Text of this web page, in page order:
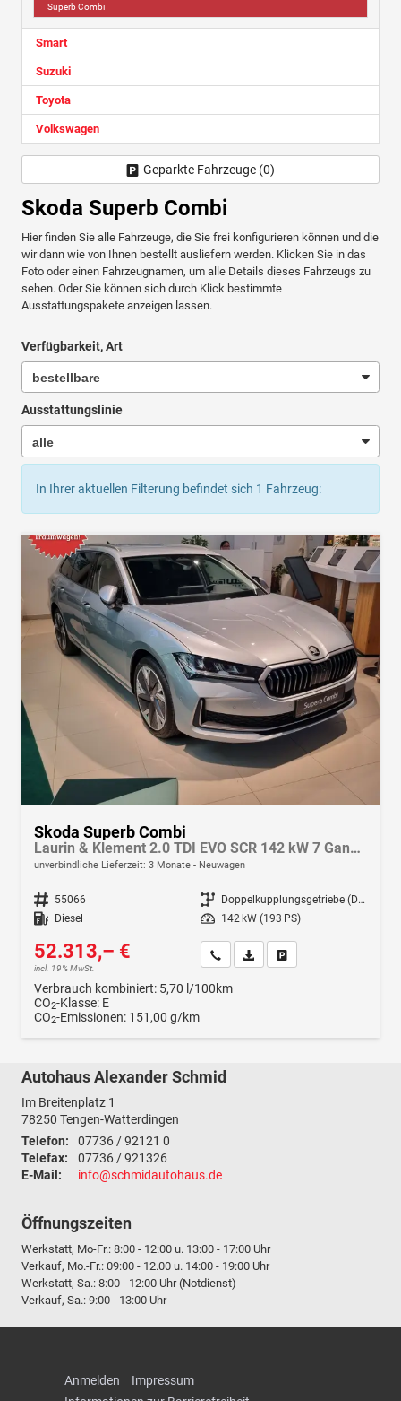
Skoda Superb Combi
Hier finden Sie alle Fahrzeuge, die Sie frei konfigurieren können und die
wir dann wie von Ihnen bestellt ausliefern werden. Klicken Sie in das
Foto oder einen Fahrzeugnamen, um alle Details dieses Fahrzeugs zu
sehen. Oder Sie können sich durch Klick bestimmte
Ausstattungspakete anzeigen lassen.
Verfügbarkeit, Art
Ausstattungslinie
In Ihrer aktuellen Filterung befindet sich 1 Fahrzeug:
Skoda Superb Combi
Laurin & Klement 2.0 TDI EVO SCR 142 kW 7 Gang DSG 4x4
unverbindliche Lieferzeit: 3 Monate Neuwagen
Fahrzeugnr. 55066 Getriebe
Doppelkupplungsgetriebe (DSG)
Kraftstoff Diesel Leistung 142 kW (193 PS)
52.313,– €
incl. 19% MwSt.
Wir rufen Sie anFahrzeugexposé (PDF)
Verbrauch kombiniert: 5,70 l/100km
CO2-Klasse: E
CO2-Emissionen: 151,00 g/km
Superb Combi
Smart
Suzuki
Toyota
Volkswagen
Geparkte Fahrzeuge (0)
Autohaus Alexander Schmid
Im Breitenplatz 1
78250 Tengen-Watterdingen
Telefon:
07736 / 92121 0
Telefax:
07736 / 921326
E-Mail:
info@schmidautohaus.de
Öffnungszeiten
Werkstatt, Mo-Fr.: 8:00 - 12:00 u. 13:00 - 17:00 Uhr
Verkauf, Mo.-Fr.: 09:00 - 12.00 u. 14:00 - 19:00 Uhr
Werkstatt, Sa.: 8:00 - 12:00 Uhr (Notdienst)
Verkauf, Sa.: 9:00 - 13:00 Uhr
Anmelden
Impressum